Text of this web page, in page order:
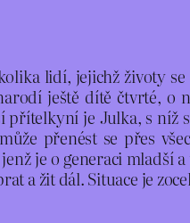
lidí, jejichž životy
ještě dítě čtvrté, o
je Julka, s níž
přenést se přes
je o generaci mladší
a žit dál. Situace je